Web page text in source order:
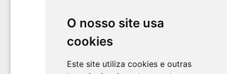
O nosso site usa
cookies
Este site utiliza cookies e outras